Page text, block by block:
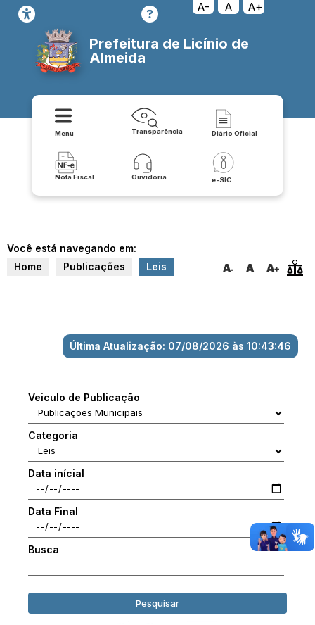
A- A A+
Prefeitura de Licínio de
Almeida
Menu Transparência Diário Oficial
Nota Fiscal Ouvidoria e-SIC
Você está navegando em:
Home
Publicações Leis
Última Atualização: 07/08/2026 às 10:43:46
Veiculo de Publicação
Categoria
Data inícial
Data Final
Busca
Pesquisar